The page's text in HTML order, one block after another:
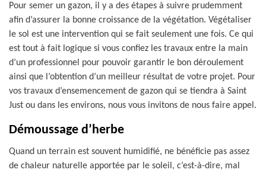
Pour semer un gazon, il y a des étapes à suivre prudemment
afin d’assurer la bonne croissance de la végétation. Végétaliser
le sol est une intervention qui se fait seulement une fois. Ce qui
est tout à fait logique si vous confiez les travaux entre la main
d’un professionnel pour pouvoir garantir le bon déroulement
ainsi que l’obtention d’un meilleur résultat de votre projet. Pour
vos travaux d’ensemencement de gazon qui se tiendra à Saint
Just ou dans les environs, nous vous invitons de nous faire appel.
Démoussage d’herbe
Quand un terrain est souvent humidifié, ne bénéficie pas assez
de chaleur naturelle apportée par le soleil, c’est-à-dire, mal